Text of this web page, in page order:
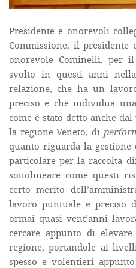
Presidente e onorevoli
Commissione, il
onorevole Cominelli, per
svolto in questi anni
relazione, che ha un
preciso e che individua
come è stato detto anche
la regione Veneto, di
quanto riguarda la
particolare per la raccolta
sottolineare come questi
certo merito
lavoro puntuale e preciso
ormai quasi vent’anni
cercare appunto di
regione, portandole ai
spesso e volentieri